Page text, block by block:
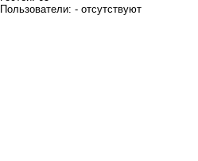
Пользователи: - отсутствуют